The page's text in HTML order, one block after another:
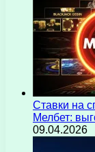
Ставки на
Мелбет:
09.04.2026